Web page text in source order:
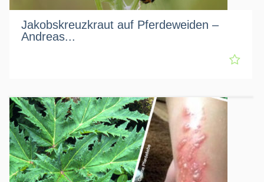
Jakobskreuzkraut auf Pferdeweiden –
Andreas...